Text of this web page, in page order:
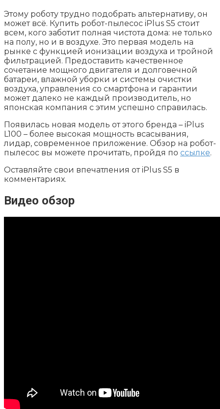
Этому роботу трудно подобрать альтернативу, он
может всё. Купить робот-пылесос iPlus S5 стоит
всем, кого заботит полная чистота дома: не только
на полу, но и в воздухе. Это первая модель на
рынке с функцией ионизации воздуха и тройной
фильтрацией. Предоставить качественное
сочетание мощного двигателя и долговечной
батареи, влажной уборки и системы очистки
воздуха, управления со смартфона и гарантии
может далеко не каждый производитель, но
японская компания с этим успешно справилась.
Появилась новая модель от этого бренда – iPlus
L100 – более высокая мощность всасывания,
лидар, современное приложение. Обзор на робот-
пылесос вы можете прочитать, пройдя по ссылке.
Оставляйте свои впечатления от iPlus S5 в
комментариях.
Видео обзор